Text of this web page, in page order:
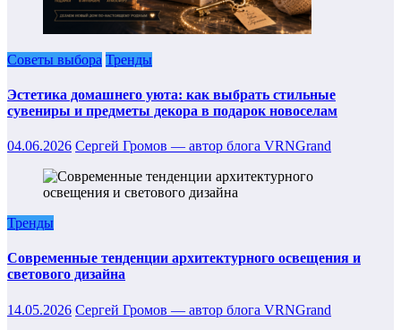
Советы выбора Тренды
Эстетика домашнего уюта: как выбрать стильные
сувениры и предметы декора в подарок новоселам
04.06.2026 Сергей Громов — автор блога VRNGrand
Тренды
Современные тенденции архитектурного освещения и
светового дизайна
14.05.2026 Сергей Громов — автор блога VRNGrand